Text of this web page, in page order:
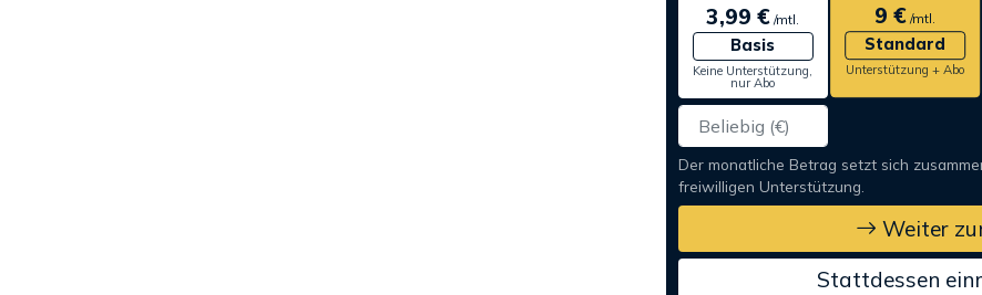
3,99 € /mtl.
Basis
Keine Unterstützung,
nur Abo
9 € /mtl.
Standard
Unterstützung + Abo
Der monatliche Betrag setzt sich
freiwilligen Unterstützung.
Weiter
Stattdessen